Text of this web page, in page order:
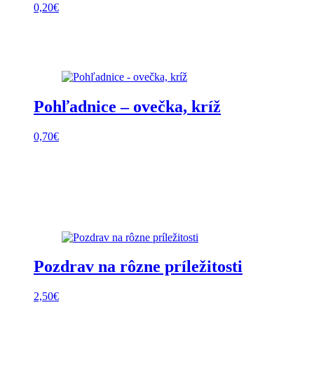
0,20€
Pohľadnice – ovečka, kríž
0,70€
Pozdrav na rôzne príležitosti
2,50€